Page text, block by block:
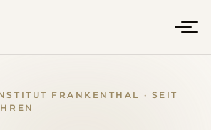
FRANKENTHAL · SEIT